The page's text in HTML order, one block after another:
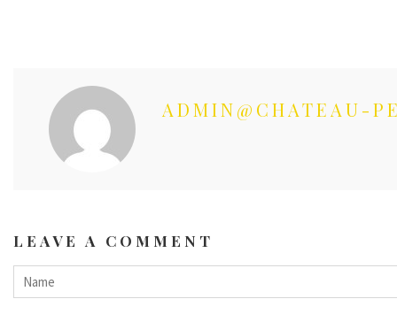
ADMIN@CHATEAU-
LEAVE A COMMENT